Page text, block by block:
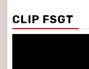
CLIP FSGT